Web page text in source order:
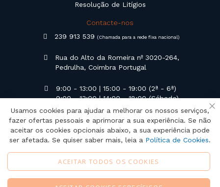
Resolução de Litígios
Contacte-nos
239 913 539(Chamada para a rede fixa nacional)
Rua do Alto da Romeira nº 3020-264,
Pedrulha, Coimbra Portugal
9:00 - 13:00 | 15:00 - 19:00 (2ª - 6ª)
9:00 - 13:00 | 14:00 - 18:00 (Sábado)
geral@campilusa.pt
Usamos cookies para ajudar a melhorar os nossos serviços,
fazer ofertas pessoais e aprimorar a sua experiência. Se não
aceitar os cookies opcionais abaixo, a sua experiência pode
ser afetada. Se quiser saber mais, leia a Política de Cookies.
ACEITAR TODOS OS COOKIES